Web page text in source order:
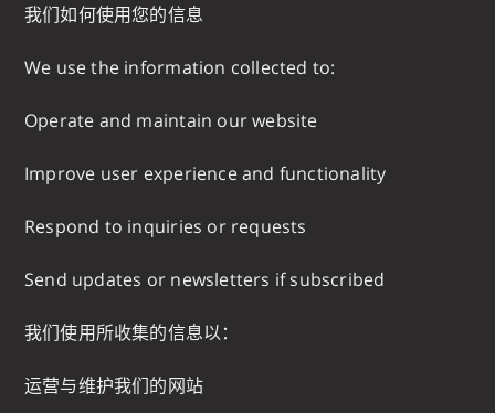
我们如何使用您的信息
We use the information collected to:
Operate and maintain our website
Improve user experience and functionality
Respond to inquiries or requests
Send updates or newsletters if subscribed
我们使用所收集的信息以：
运营与维护我们的网站